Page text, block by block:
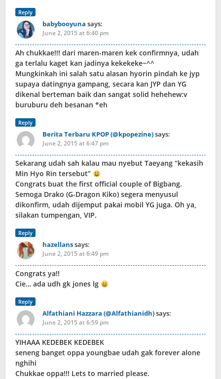
Reply
babybooyuna says:
June 2, 2015 at 6:40 pm
Ah chukkae!!! dari maren-maren kek confirmnya, udah
ga terlalu kaget kan jadinya kekekeke~^^
Mungkinkah ini salah satu alasan hyorin pindah ke jyp
supaya datingnya gampang, secara kan JYP dan YG
dikenal berteman baik dan sangat solid hehehew:v
buruburu deh besanan *eh
Reply
Berita Terbaru KPOP (@kpopezine)says:
June 2, 2015 at 6:47 pm
Sekarang udah sah kalau mau nyebut Taeyang “kekasih
Min Hyo Rin tersebut”
Congrats buat the first official couple of Bigbang.
Semoga Drako (G-Dragon Kiko) segera menyusul
dikonfirm, udah dijemput pakai mobil YG juga. Oh ya,
silakan tumpengan, VIP.
Reply
hazellanssays:
June 2, 2015 at 6:49 pm
Congrats ya!!
Cie… ada udh gk jones lg
Reply
Alfathiani Hazzara (@Alfathianidh)says:
June 2, 2015 at 6:59 pm
YIHAAA KEDEBEK KEDEBEK
seneng banget oppa youngbae udah gak forever alone
nghihi
Chukkae oppa!!! Lets to married please.